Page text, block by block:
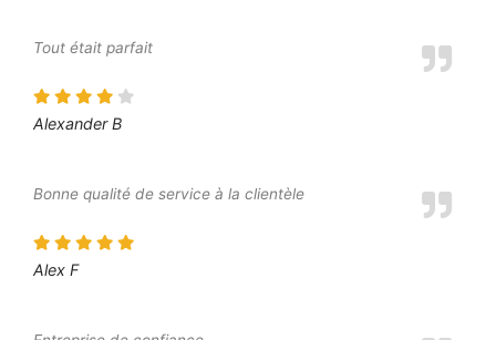
Tout était parfait
Alexander B
Bonne qualité de service à la clientèle
Alex F